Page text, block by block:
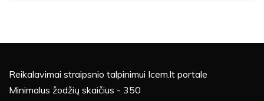
Reikalavimai straipsnio talpinimui Icem.lt portale
Minimalus žodžių skaičius - 350